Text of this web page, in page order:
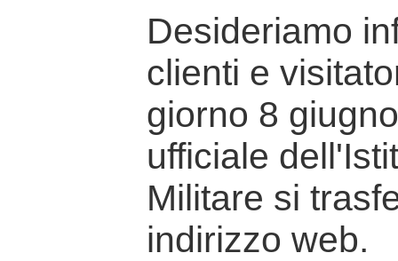
Desideriamo
clienti e
giorno 8
ufficiale
Militare si
indirizzo web.